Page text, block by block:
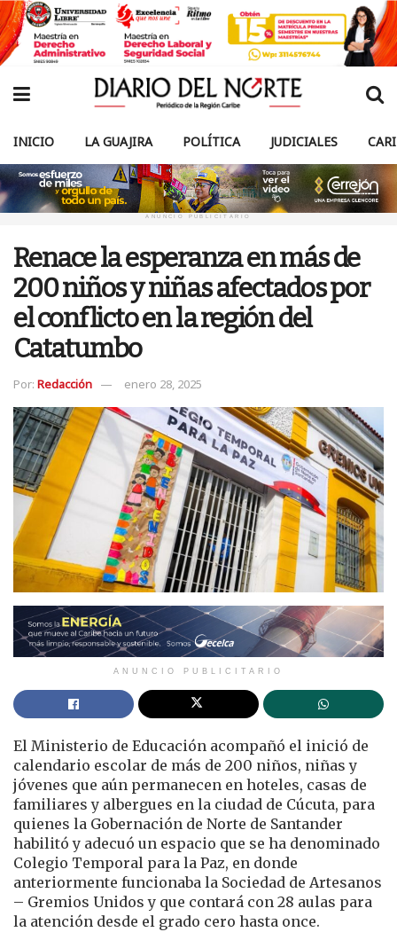
INICIO LA GUAJIRA POLÍTICA JUDICIALES
ANUNCIO PUBLICITARIO
Renace la esperanza en más de
200 niños y niñas afectados por
el conflicto en la región del
Catatumbo
Por: Redacción enero 28, 2025
ANUNCIO PUBLICITARIO
El Ministerio de Educación acompañó el inició de
calendario escolar de más de 200 niños, niñas y
jóvenes que aún permanecen en hoteles, casas de
familiares y albergues en la ciudad de Cúcuta, para
quienes la Gobernación de Norte de Santander
habilitó y adecuó un espacio que se ha denominado
Colegio Temporal para la Paz, en donde
anteriormente funcionaba la Sociedad de Artesanos
– Gremios Unidos y que contará con 28 aulas para
la atención desde el grado cero hasta once.